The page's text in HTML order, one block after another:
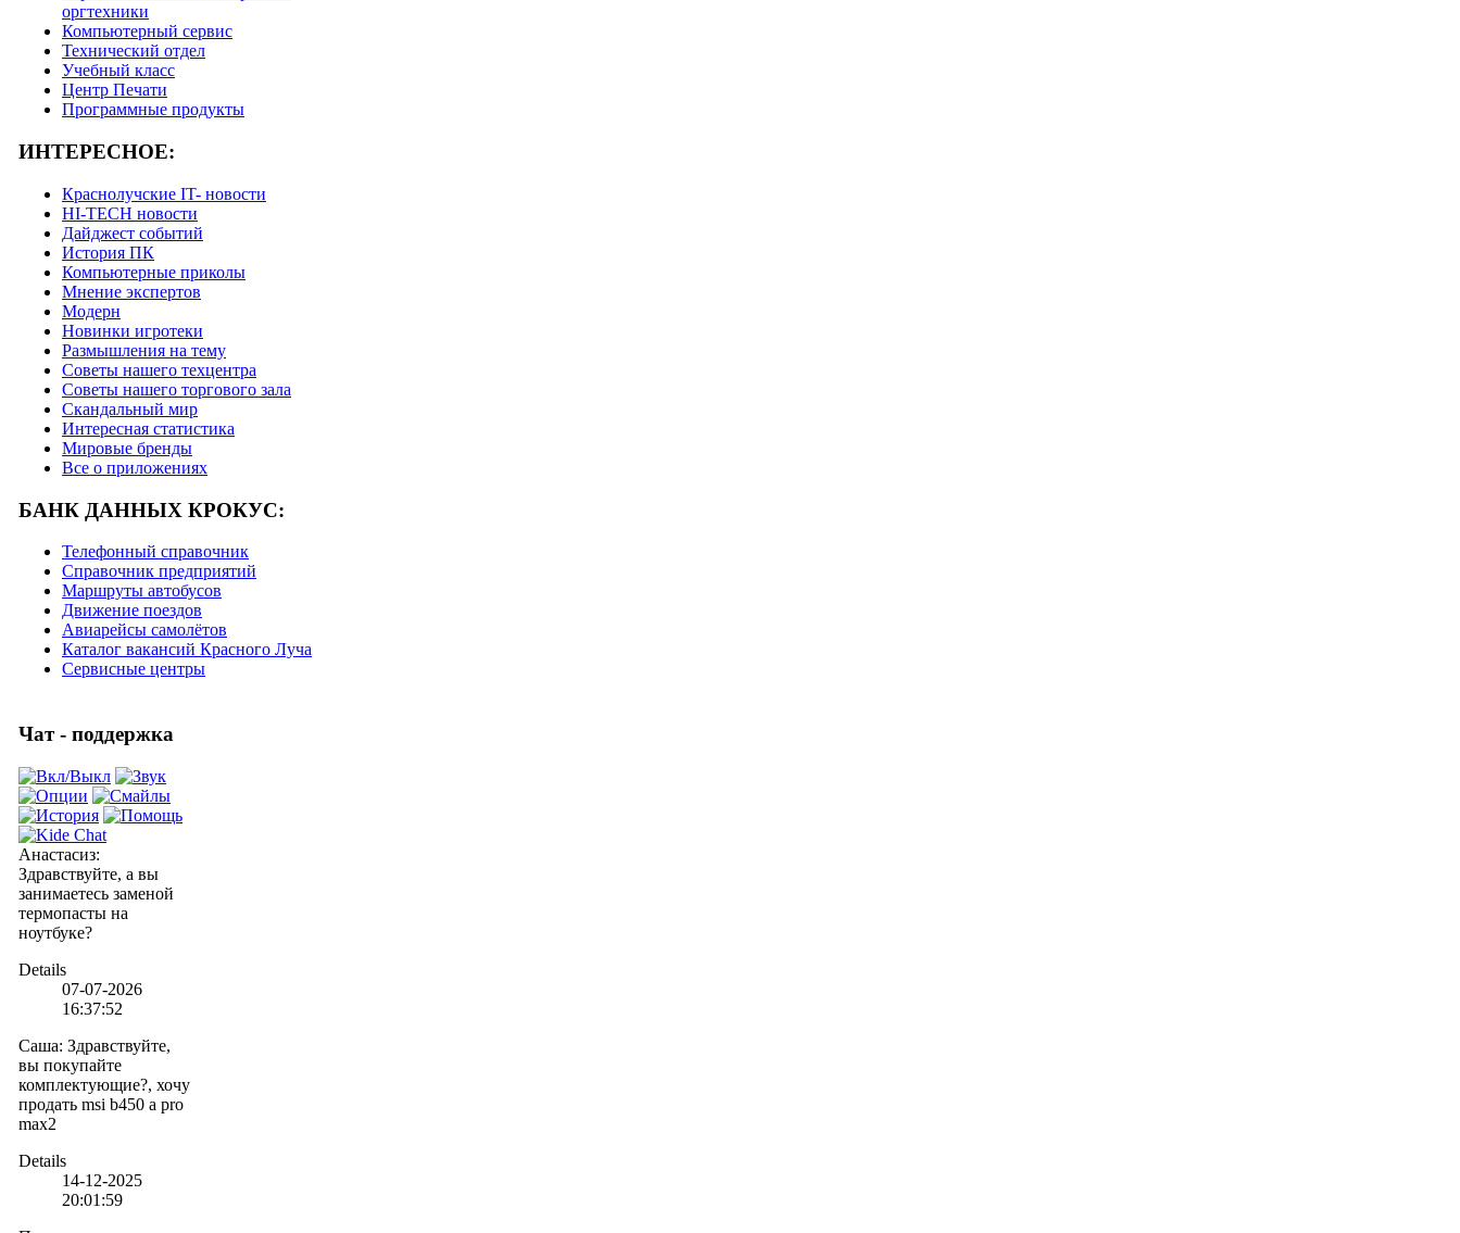
оргтехники
Компьютерный сервис
Технический отдел
Учебный класс
Центр Печати
Программные продукты
ИНТЕРЕСНОЕ:
Краснолучские IT- новости
HI-TECH новости
Дайджест событий
История ПК
Компьютерные приколы
Мнение экспертов
Модерн
Новинки игротеки
Размышления на тему
Советы нашего техцентра
Советы нашего торгового зала
Скандальный мир
Интересная статистика
Мировые бренды
Все о приложениях
БАНК ДАННЫХ КРОКУС:
Телефонный справочник
Справочник предприятий
Маршруты автобусов
Движение поездов
Авиарейсы самолётов
Каталог вакансий Красного Луча
Сервисные центры
Чат - поддержка
Анастасиз:
Здравствуйте, а вы
занимаетесь заменой
термопасты на
ноутбуке?
Details
07-07-2026
16:37:52
Саша: Здравствуйте,
вы покупайте
комплектующие?, хочу
продать msi b450 a pro
max2
Details
14-12-2025
20:01:59